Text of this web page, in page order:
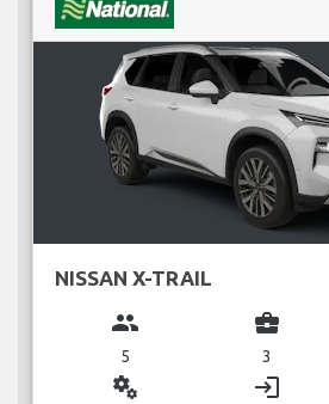
NISSAN X-TRAIL
group
5
business_center
3
miscellaneous_services login